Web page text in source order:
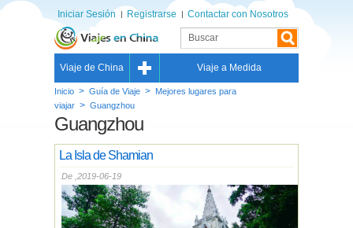
Iniciar Sesión Registrarse Contactar con Nosotros
Viaje de China Viaje a Medida
Inicio > Guía de Viaje > Mejores lugares para
viajar > Guangzhou
Guangzhou
La Isla de Shamian
De ,2019-06-19